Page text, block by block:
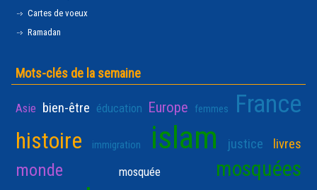
Cartes de voeux
Ramadan
Mots-clés de la semaine
Asie bien-être éducation Europe femmes France
histoire immigration islam justice livres
monde mosquée mosquées